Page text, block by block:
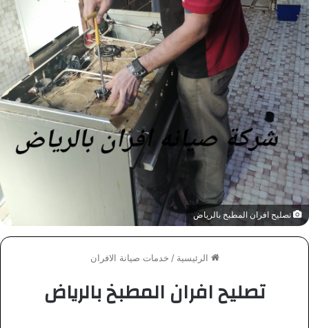
تصليح افران المطبخ بالرياض
الرئيسية / خدمات صيانة الافران
تصليح افران المطبخ بالرياض